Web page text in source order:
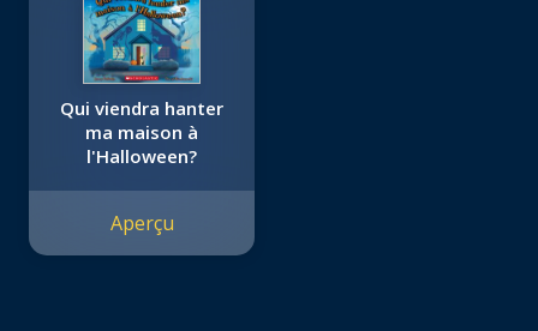
Qui viendra hanter
ma maison à
l'Halloween?
Aperçu